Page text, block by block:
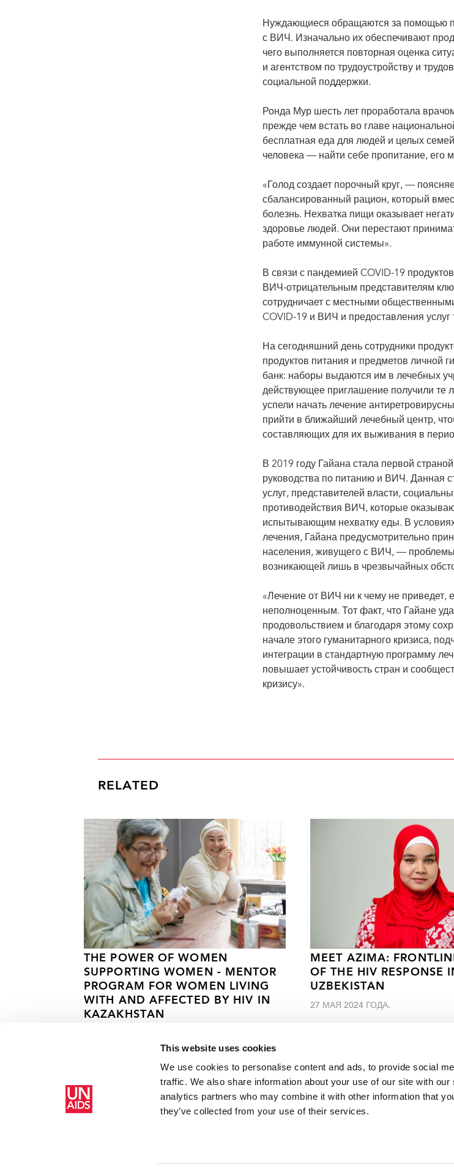
This website uses cookies
We use cookies to personalise content and ads, to provide social
traffic. We also share information about your use of our site with
analytics partners who may combine it with other information that
they’ve collected from your use of their services.
Нуждающиеся обращаются за помощью
с ВИЧ. Изначально их обеспечивают
чего выполняется повторная оценка
и агентством по трудоустройству и
социальной поддержки.
Ронда Мур шесть лет проработала
прежде чем встать во главе
бесплатная еда для людей и целых
человека — найти себе пропитание, его
«Голод создает порочный круг, —
сбалансированный рацион, который
болезнь. Нехватка пищи оказывает
здоровье людей. Они перестают
работе иммунной системы».
В связи с пандемией COVID-19
ВИЧ-отрицательным представителям
сотрудничает с местными
COVID-19 и ВИЧ и предоставления
На сегодняшний день сотрудники
продуктов питания и предметов личной
банк: наборы выдаются им в лечебных
действующее приглашение получили те
успели начать лечение
прийти в ближайший лечебный центр,
составляющих для их выживания в
В 2019 году Гайана стала первой
руководства по питанию и ВИЧ. Данная
услуг, представителей власти,
противодействия ВИЧ, которые
испытывающим нехватку еды. В
лечения, Гайана предусмотрительно
населения, живущего с ВИЧ, —
возникающей лишь в чрезвычайных
«Лечение от ВИЧ ни к чему не приведет,
неполноценным. Тот факт, что Гайане
продовольствием и благодаря этому
начале этого гуманитарного кризиса,
интеграции в стандартную программу
повышает устойчивость стран и
кризису».
RELATED
THE POWER OF WOMEN
SUPPORTING WOMEN - MENTOR
PROGRAM FOR WOMEN LIVING
WITH AND AFFECTED BY HIV IN
KAZAKHSTAN
MEET AZIMA:
OF THE HIV RESPONSE
UZBEKISTAN
27 МАЯ 2024 ГОДА.
Ресурсы Продуктовый банк для ВИЧ-инфицированных в Гайане приходит на